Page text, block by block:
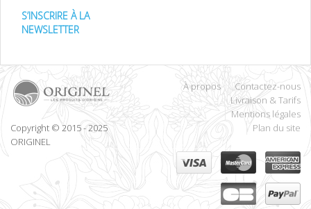
S’INSCRIRE À LA
NEWSLETTER
Copyright © 2015 - 2025
ORIGINEL
À propos
Contactez-nous
Livraison & Tarifs
Mentions légales
Plan du site